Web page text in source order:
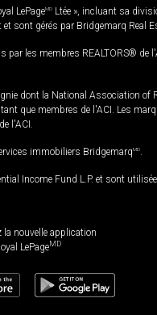
LePageMD Ltée », incluant sa
sont gérés par Bridgemarq Real
les membres REALTORS® de
dont la National Association
que membres de l'ACI. Les
l'ACI.
immobiliers BridgemarqMD
Income Fund L.P. et sont
la nouvelle application
LePageMD